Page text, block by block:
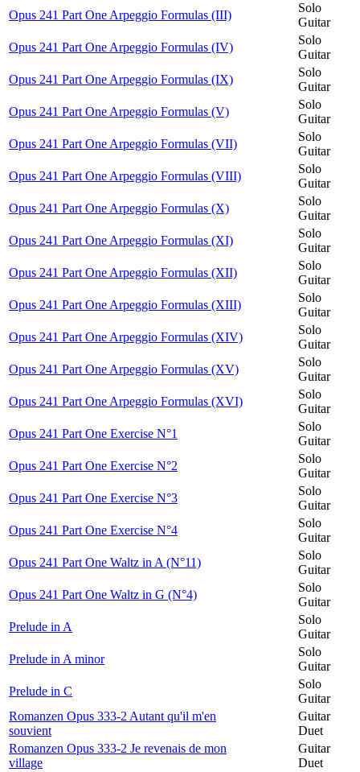
Opus 241 Part One Arpeggio Formulas (III)
Solo
Guitar
Opus 241 Part One Arpeggio Formulas (IV)
Solo
Guitar
Opus 241 Part One Arpeggio Formulas (IX)
Solo
Guitar
Opus 241 Part One Arpeggio Formulas (V)
Solo
Guitar
Opus 241 Part One Arpeggio Formulas (VII)
Solo
Guitar
Opus 241 Part One Arpeggio Formulas (VIII)
Solo
Guitar
Opus 241 Part One Arpeggio Formulas (X)
Solo
Guitar
Opus 241 Part One Arpeggio Formulas (XI)
Solo
Guitar
Opus 241 Part One Arpeggio Formulas (XII)
Solo
Guitar
Opus 241 Part One Arpeggio Formulas (XIII)
Solo
Guitar
Opus 241 Part One Arpeggio Formulas (XIV)
Solo
Guitar
Opus 241 Part One Arpeggio Formulas (XV)
Solo
Guitar
Opus 241 Part One Arpeggio Formulas (XVI)
Solo
Guitar
Opus 241 Part One Exercise N°1
Solo
Guitar
Opus 241 Part One Exercise N°2
Solo
Guitar
Opus 241 Part One Exercise N°3
Solo
Guitar
Opus 241 Part One Exercise N°4
Solo
Guitar
Opus 241 Part One Waltz in A (N°11)
Solo
Guitar
Opus 241 Part One Waltz in G (N°4)
Solo
Guitar
Prelude in A
Solo
Guitar
Prelude in A minor
Solo
Guitar
Prelude in C
Solo
Guitar
Romanzen Opus 333-2 Autant qu'il m'en
souvient
Guitar
Duet
Romanzen Opus 333-2 Je revenais de mon
village
Guitar
Duet